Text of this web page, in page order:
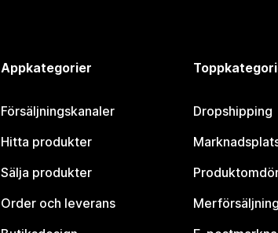
Appkategorier
Försäljningskanaler
Hitta produkter
Sälja produkter
Order och leverans
Dropshipping